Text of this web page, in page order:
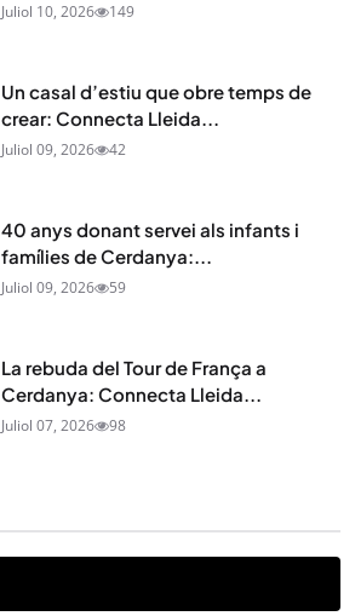
Juliol 10, 2026 149
Un casal d’estiu que obre temps de
crear: Connecta Lleida...
Juliol 09, 2026 42
40 anys donant servei als infants i
famílies de Cerdanya:...
Juliol 09, 2026 59
La rebuda del Tour de França a
Cerdanya: Connecta Lleida...
Juliol 07, 2026 98